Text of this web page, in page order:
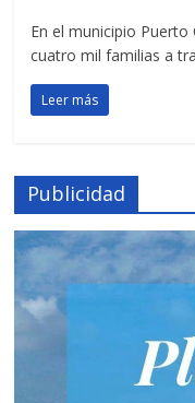
En el municipio
cuatro mil familias a
Leer más
Publicidad